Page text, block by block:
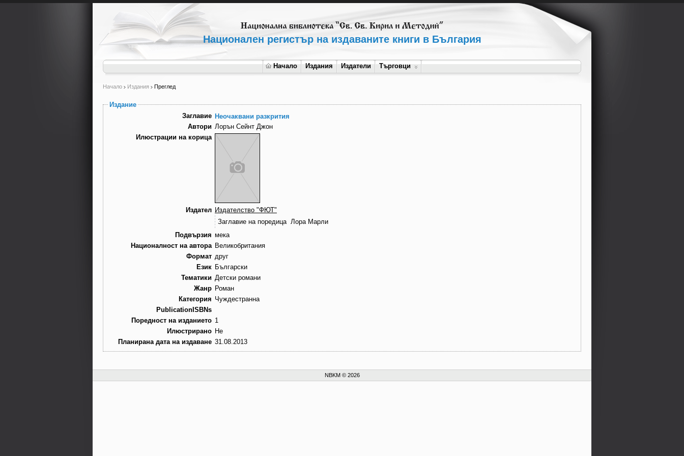
Национален регистър на издаваните книги в България
Начало Издания Издатели Търговци
Начало Издания Преглед
Издание
Заглавие Неочаквани разкрития
Автори Лорън Сейнт Джон
Илюстрации на корица
Издател Издателство "ФЮТ"
Заглавие на поредица Лора Марли
Подвързия мека
Националност на автора Великобритания
Формат друг
Език Български
Тематики Детски романи
Жанр Роман
Категория Чуждестранна
PublicationISBNs
Поредност на изданието 1
Илюстрирано Не
Планирана дата на издаване 31.08.2013
NBKM © 2026